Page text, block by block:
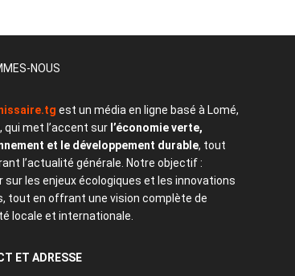
NOUS
est un média en ligne basé à Lomé,
qui met l’accent sur l’économie verte,
et le développement durable, tout
l’actualité générale. Notre objectif :
sur les enjeux écologiques et les innovations
tout en offrant une vision complète de
locale et internationale.
ET ADRESSE